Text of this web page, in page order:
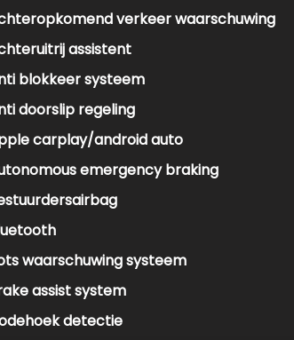
verkeer waarschuwing
assistent
blokkeer systeem
doorslip regeling
carplay/android auto
emergency braking
waarschuwing systeem
assist system
detectie